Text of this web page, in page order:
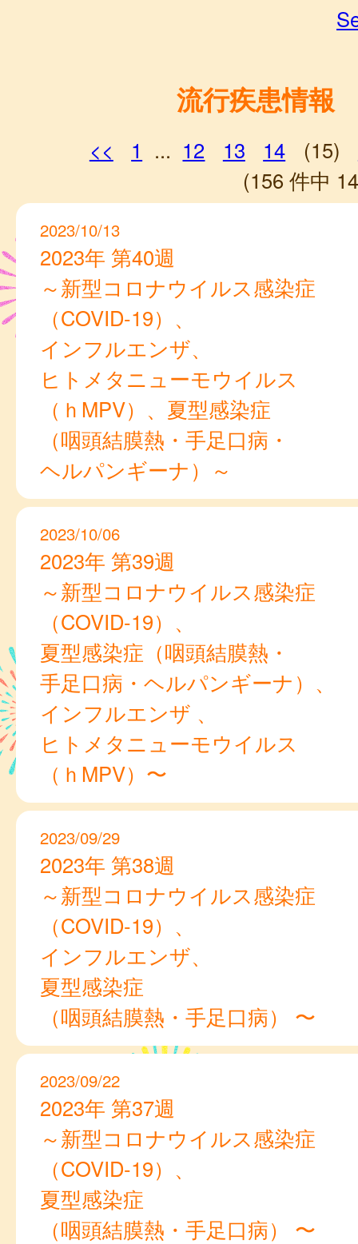
流行疾患情報
<< 1 ... 12 13 14 (15)
(156 件中
2023/10/13
2023年 第40週
～新型コロナウイルス感染症
（COVID-19）、
インフルエンザ、
ヒトメタニューモウイルス
（ｈMPV）、夏型感染症
（咽頭結膜熱・手足口病・
ヘルパンギーナ）～
2023/10/06
2023年 第39週
～新型コロナウイルス感染症
（COVID-19）、
夏型感染症（咽頭結膜熱・
手足口病・ヘルパンギーナ）、
インフルエンザ 、
ヒトメタニューモウイルス
（ｈMPV）〜
2023/09/29
2023年 第38週
～新型コロナウイルス感染症
（COVID-19）、
インフルエンザ、
夏型感染症
（咽頭結膜熱・手足口病） 〜
2023/09/22
2023年 第37週
～新型コロナウイルス感染症
（COVID-19）、
夏型感染症
（咽頭結膜熱・手足口病） 〜